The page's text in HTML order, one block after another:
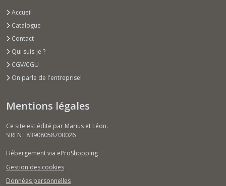
Accueil
Catalogue
Contact
Qui suis-je ?
CGV/CGU
On parle de l'entreprise!
Mentions légales
Ce site est édité par Marius et Léon.
SIREN : 83908058700026
Hébergement via eProShopping
Gestion des cookies
Données personnelles